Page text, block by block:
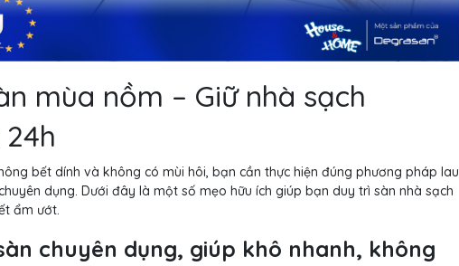
mùa nồm – Giữ nhà sạch
bết dính và không có mùi hôi, bạn cần thực hiện đúng phương pháp lau
dụng. Dưới đây là một số mẹo hữu ích giúp bạn duy trì sàn nhà sạch
ẩm ướt.
chuyên dụng, giúp khô nhanh, không